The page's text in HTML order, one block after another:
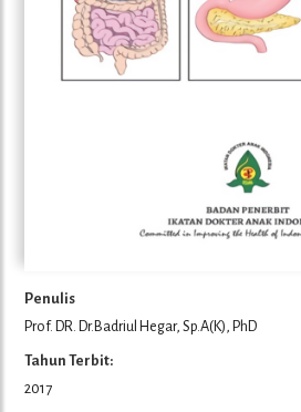
Penulis
Prof. DR. Dr.Badriul Hegar, Sp.A(K), PhD
Tahun Terbit:
2017